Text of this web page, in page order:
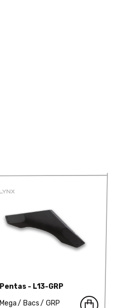
Pentas - L13-GRP
Mega
Bacs
GRP